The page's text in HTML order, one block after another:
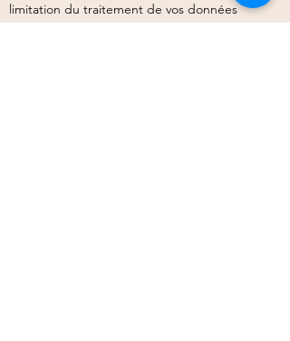
limitation du traitement de vos données